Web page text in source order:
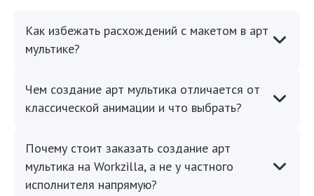
Как избежать расхождений с макетом в арт
мультике?
Чем создание арт мультика отличается от
классической анимации и что выбрать?
Почему стоит заказать создание арт
мультика на Workzilla, а не у частного
исполнителя напрямую?